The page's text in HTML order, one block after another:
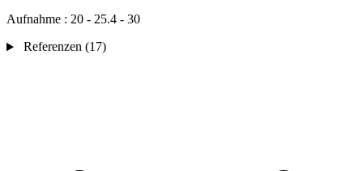
Aufnahme : 20 - 25.4 - 30
Referenzen (17)